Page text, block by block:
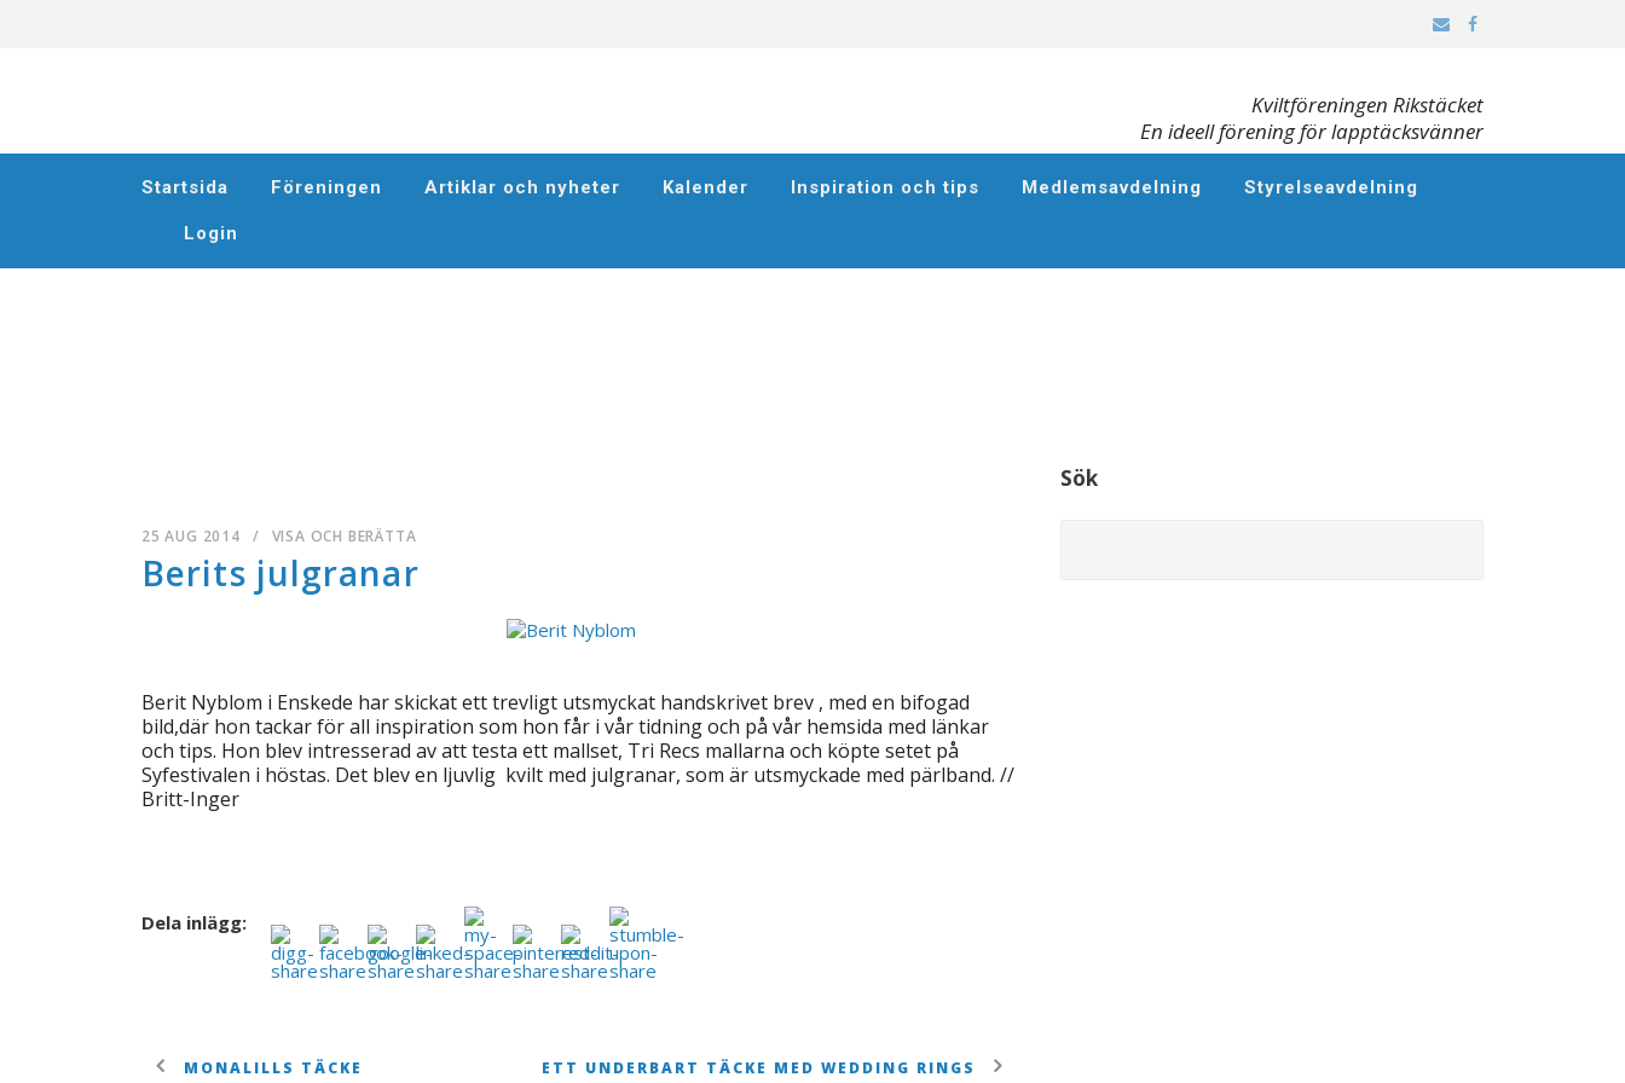
Kviltföreningen Rikstäcket
En ideell förening för lapptäcksvänner
Startsida Föreningen Artiklar och nyheter Kalender Inspiration och tips Medlemsavdelning Styrelseavdelning
Login
25 AUG 2014 / VISA OCH BERÄTTA
Berits julgranar
Berit Nyblom i Enskede har skickat ett trevligt utsmyckat handskrivet brev , med en bifogad
bild,där hon tackar för all inspiration som hon får i vår tidning och på vår hemsida med länkar
och tips. Hon blev intresserad av att testa ett mallset, Tri Recs mallarna och köpte setet på
Syfestivalen i höstas. Det blev en ljuvlig kvilt med julgranar, som är utsmyckade med pärlband. //
Britt-Inger
Dela inlägg:
MONALILLS TÄCKE ETT UNDERBART TÄCKE MED WEDDING RINGS
Sök